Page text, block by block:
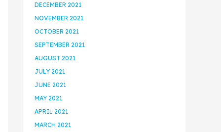
DECEMBER 2021
NOVEMBER 2021
OCTOBER 2021
SEPTEMBER 2021
AUGUST 2021
JULY 2021
JUNE 2021
MAY 2021
APRIL 2021
MARCH 2021